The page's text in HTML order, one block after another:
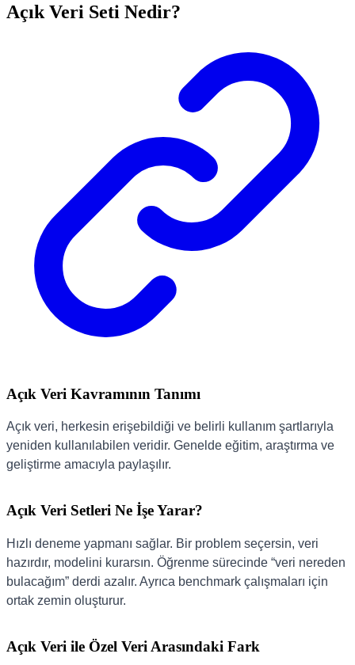
Açık Veri Seti Nedir?
Açık Veri Kavramının Tanımı
Açık veri, herkesin erişebildiği ve belirli kullanım şartlarıyla
yeniden kullanılabilen veridir. Genelde eğitim, araştırma ve
geliştirme amacıyla paylaşılır.
Açık Veri Setleri Ne İşe Yarar?
Hızlı deneme yapmanı sağlar. Bir problem seçersin, veri
hazırdır, modelini kurarsın. Öğrenme sürecinde “veri nereden
bulacağım” derdi azalır. Ayrıca benchmark çalışmaları için
ortak zemin oluşturur.
Açık Veri ile Özel Veri Arasındaki Fark